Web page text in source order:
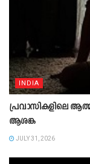
INDIA
പ്രവാസികളിലെ
ആശങ്ക
JULY 31, 2026